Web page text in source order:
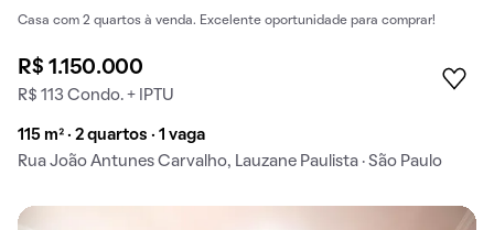
Casa com 2 quartos à venda. Excelente oportunidade para comprar!
R$ 1.150.000
R$ 113 Condo. + IPTU
115 m² · 2 quartos · 1 vaga
Rua João Antunes Carvalho, Lauzane Paulista · São Paulo